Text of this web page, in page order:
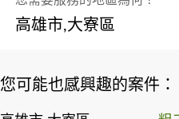
高雄市,大寮區
您可能也感興趣的案件：